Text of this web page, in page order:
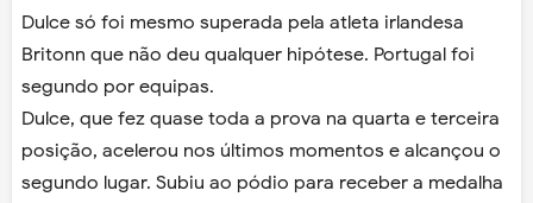
Dulce só foi mesmo superada pela atleta irlandesa
Britonn que não deu qualquer hipótese. Portugal foi
segundo por equipas.
Dulce, que fez quase toda a prova na quarta e terceira
posição, acelerou nos últimos momentos e alcançou o
segundo lugar. Subiu ao pódio para receber a medalha